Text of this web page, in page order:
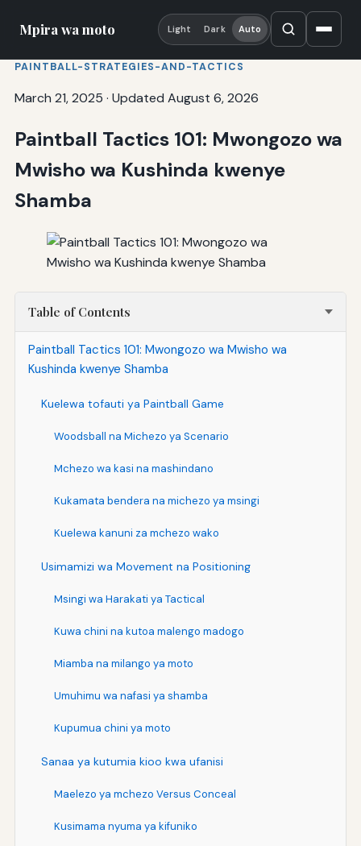
Mpira wa moto Light Dark Auto
PAINTBALL-STRATEGIES-AND-TACTICS
March 21, 2025 · Updated August 6, 2026
Paintball Tactics 101: Mwongozo wa
Mwisho wa Kushinda kwenye
Shamba
Table of Contents
Paintball Tactics 101: Mwongozo wa Mwisho wa
Kushinda kwenye Shamba
Kuelewa tofauti ya Paintball Game
Woodsball na Michezo ya Scenario
Mchezo wa kasi na mashindano
Kukamata bendera na michezo ya msingi
Kuelewa kanuni za mchezo wako
Usimamizi wa Movement na Positioning
Msingi wa Harakati ya Tactical
Kuwa chini na kutoa malengo madogo
Miamba na milango ya moto
Umuhimu wa nafasi ya shamba
Kupumua chini ya moto
Sanaa ya kutumia kioo kwa ufanisi
Maelezo ya mchezo Versus Conceal
Kusimama nyuma ya kifuniko